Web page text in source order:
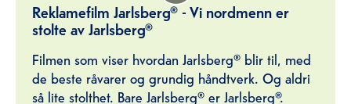
Reklamefilm Jarlsberg® - Vi nordmenn er
stolte av Jarlsberg®
Filmen som viser hvordan Jarlsberg® blir til, med
de beste råvarer og grundig håndtverk. Og aldri
så lite stolthet. Bare Jarlsberg® er Jarlsberg®.